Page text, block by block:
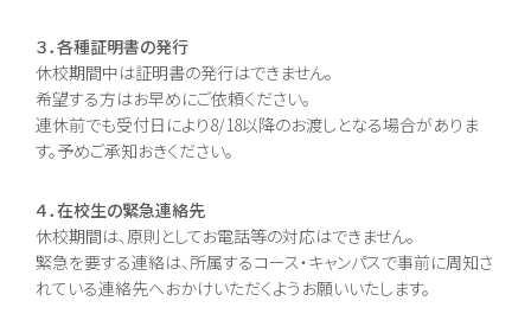
生徒募集要項
学費納入ほか
転入学
個別相談会
随時個別相談
Voice
教員メッセージ
在校生メッセージ
３．各種証明書の発行
休校期間中は証明書の発行はできません。
希望する方はお早めにご依頼ください。
連休前でも受付日により8/18以降のお渡しとなる場合がありま
す。予めご承知おきください。
４．在校生の緊急連絡先
休校期間は、原則としてお電話等の対応はできません。
緊急を要する連絡は、所属するコース・キャンパスで事前に周知さ
れている連絡先へおかけいただくようお願いいたします。